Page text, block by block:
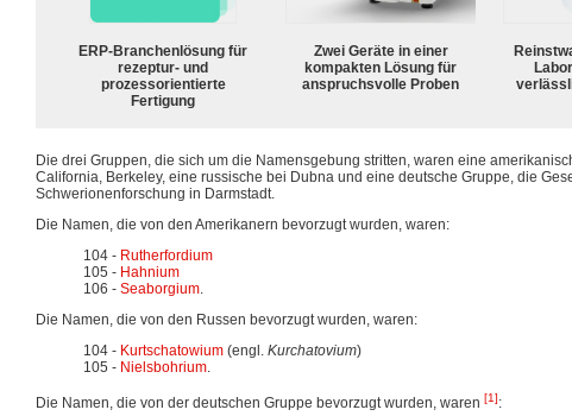
ERP-Branchenlösung für
rezeptur- und
prozessorientierte
Fertigung
Zwei Geräte in einer
kompakten Lösung für
anspruchsvolle Proben
Die drei Gruppen, die sich um die Namensgebung stritten, waren eine
California, Berkeley, eine russische bei Dubna und eine deutsche Gruppe, die
Schwerionenforschung in Darmstadt.
Die Namen, die von den Amerikanern bevorzugt wurden, waren:
104 - Rutherfordium
105 - Hahnium
106 - Seaborgium.
Die Namen, die von den Russen bevorzugt wurden, waren:
104 - Kurtschatowium (engl. Kurchatovium)
105 - Nielsbohrium.
Die Namen, die von der deutschen Gruppe bevorzugt wurden, waren [1]: